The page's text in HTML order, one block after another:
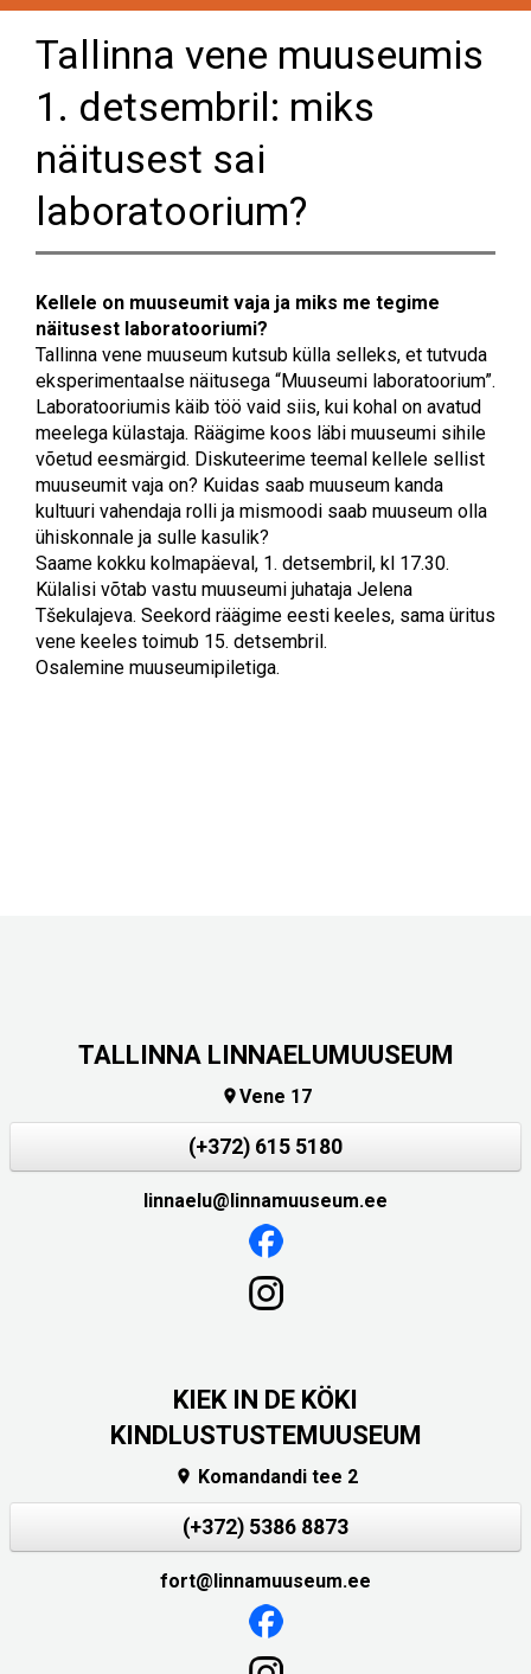
Tallinna vene muuseumis
1. detsembril: miks
näitusest sai
laboratoorium?
Kellele on muuseumit vaja ja miks me tegime
näitusest laboratooriumi?
Tallinna vene muuseum kutsub külla selleks, et tutvuda
eksperimentaalse näitusega “Muuseumi laboratoorium”.
Laboratooriumis käib töö vaid siis, kui kohal on avatud
meelega külastaja. Räägime koos läbi muuseumi sihile
võetud eesmärgid. Diskuteerime teemal kellele sellist
muuseumit vaja on? Kuidas saab muuseum kanda
kultuuri vahendaja rolli ja mismoodi saab muuseum olla
ühiskonnale ja sulle kasulik?
Saame kokku kolmapäeval, 1. detsembril, kl 17.30.
Külalisi võtab vastu muuseumi juhataja Jelena
Tšekulajeva. Seekord räägime eesti keeles, sama üritus
vene keeles toimub 15. detsembril.
Osalemine muuseumipiletiga.
TALLINNA LINNAELUMUUSEUM
Vene 17
(+372) 615 5180
linnaelu@linnamuuseum.ee
KIEK IN DE KÖKI
KINDLUSTUSTEMUUSEUM
 Komandandi tee 2
(+372) 5386 8873
fort@linnamuuseum.ee